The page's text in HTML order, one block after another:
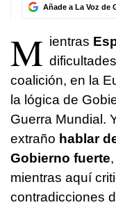
Añade a La Voz de
M ientras
coalición, en la
la lógica de
Guerra Mundial.
extraño hablar
Gobierno fuerte
mientras aquí
contradicciones